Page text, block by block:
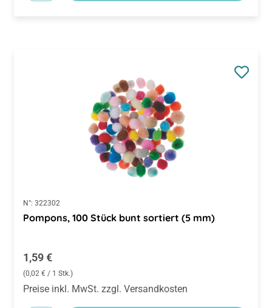
N°: 322302
Pompons, 100 Stück bunt sortiert (5 mm)
Regulärer Preis:
1,59 €
(0,02 € / 1 Stk.)
Preise inkl. MwSt. zzgl. Versandkosten